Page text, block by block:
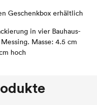
Geschenkbox erhältlich
in vier Bauhaus-
Masse: 4.5 cm
hoch